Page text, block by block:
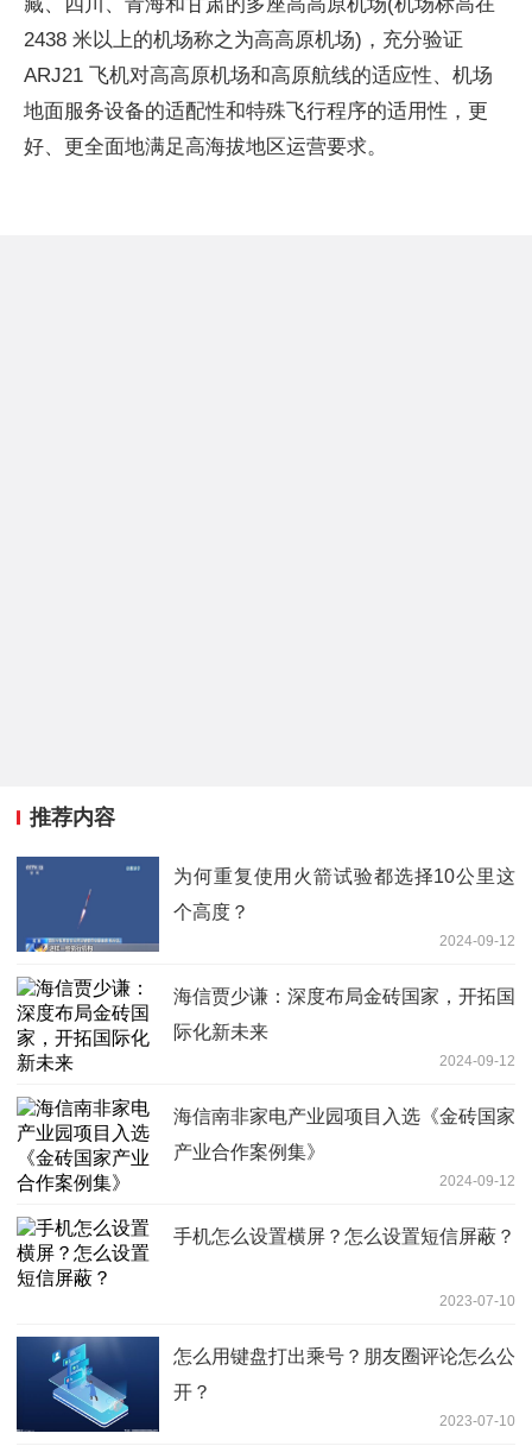
2438 米以上的机场称之为高高原机场)，充分验证
ARJ21 飞机对高高原机场和高原航线的适应性、机场
地面服务设备的适配性和特殊飞行程序的适用性，更
好、更全面地满足高海拔地区运营要求。
推荐内容
为何重复使用火箭试验都选择10公里这
个高度？
2024-09-12
海信贾少谦：深度布局金砖国家，开拓国
际化新未来
2024-09-12
海信南非家电产业园项目入选《金砖国家
产业合作案例集》
2024-09-12
手机怎么设置横屏？怎么设置短信屏蔽？
2023-07-10
怎么用键盘打出乘号？朋友圈评论怎么公
开？
2023-07-10